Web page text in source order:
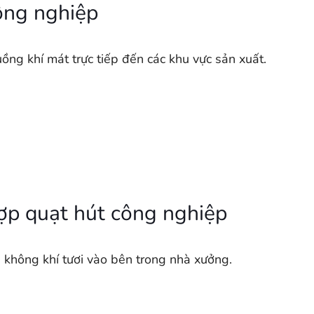
nghiệp
khí mát trực tiếp đến các khu vực sản xuất.
quạt hút công nghiệp
khí tươi vào bên trong nhà xưởng.